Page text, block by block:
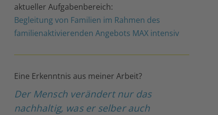
aktueller Aufgabenbereich:
Begleitung von Familien im Rahmen des
familienaktivierenden Angebots MAX intensiv
Eine Erkenntnis aus meiner Arbeit?
Der Mensch verändert nur das
nachhaltig, was er selber auch